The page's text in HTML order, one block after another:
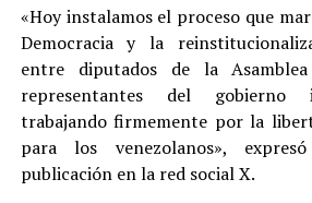
«Hoy instalamos el proceso que
Democracia y la
entre diputados de la
representantes del gobierno
trabajando firmemente por la
para los venezolanos»,
publicación en la red social X.